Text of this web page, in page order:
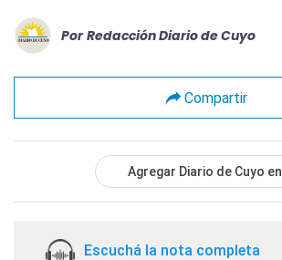
Por Redacción Diario de Cuyo
Compartir
Agregar Diario de Cuyo en
Escuchá la nota completa